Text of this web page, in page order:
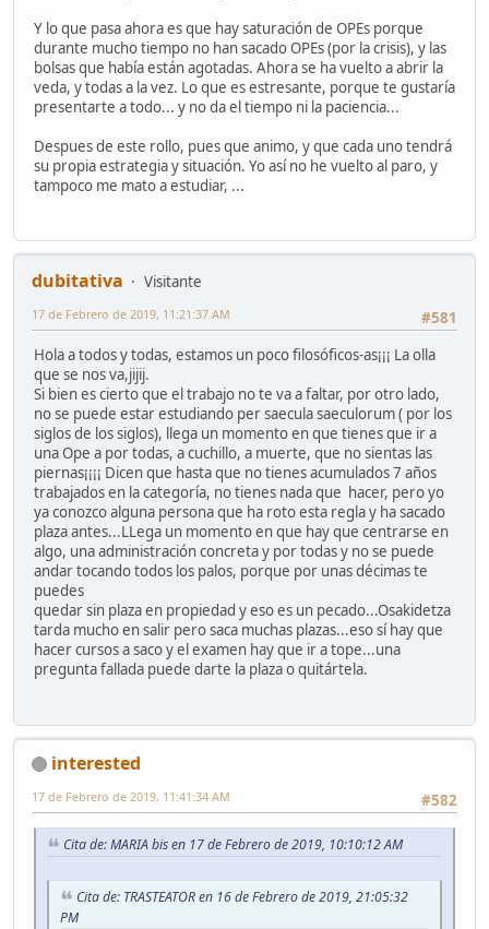
Y lo que pasa ahora es que hay saturación de OPEs porque
durante mucho tiempo no han sacado OPEs (por la crisis), y las
bolsas que había están agotadas. Ahora se ha vuelto a abrir la
veda, y todas a la vez. Lo que es estresante, porque te gustaría
presentarte a todo... y no da el tiempo ni la paciencia...
Despues de este rollo, pues que animo, y que cada uno tendrá
su propia estrategia y situación. Yo así no he vuelto al paro, y
tampoco me mato a estudiar, ...
dubitativa
Visitante
#581
17 de Febrero de 2019, 11:21:37 AM
Hola a todos y todas, estamos un poco filosóficos-as¡¡¡ La olla
que se nos va,jijij.
Si bien es cierto que el trabajo no te va a faltar, por otro lado,
no se puede estar estudiando per saecula saeculorum ( por los
siglos de los siglos), llega un momento en que tienes que ir a
una Ope a por todas, a cuchillo, a muerte, que no sientas las
piernas¡¡¡¡ Dicen que hasta que no tienes acumulados 7 años
trabajados en la categoría, no tienes nada que hacer, pero yo
ya conozco alguna persona que ha roto esta regla y ha sacado
plaza antes...LLega un momento en que hay que centrarse en
algo, una administración concreta y por todas y no se puede
andar tocando todos los palos, porque por unas décimas te
puedes
quedar sin plaza en propiedad y eso es un pecado...Osakidetza
tarda mucho en salir pero saca muchas plazas...eso sí hay que
hacer cursos a saco y el examen hay que ir a tope...una
pregunta fallada puede darte la plaza o quitártela.
interested
#582
17 de Febrero de 2019, 11:41:34 AM
Cita de: MARIA bis en 17 de Febrero de 2019, 10:10:12 AM
Cita de: TRASTEATOR en 16 de Febrero de 2019, 21:05:32
PM